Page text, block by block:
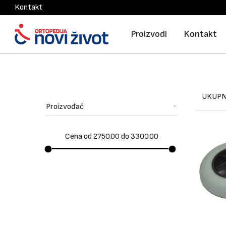
Kontakt
Proizvodi Kontakt
Proizvođač
Cena od 2750.00 do 3300.00